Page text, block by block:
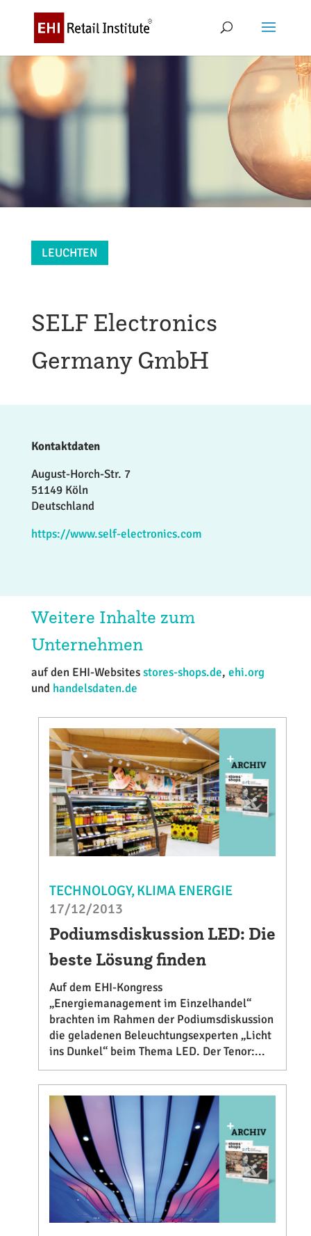
LEUCHTEN
SELF Electronics
Germany GmbH
Kontaktdaten
August-Horch-Str. 7
51149 Köln
Deutschland
https://www.self-electronics.com
Weitere Inhalte zum
Unternehmen
auf den EHI-Websitesstores-shops.de, ehi.org
und handelsdaten.de
TECHNOLOGY KLIMA ENERGIE
17/12/2013
Podiumsdiskussion LED: Die
beste Lösung finden
Auf dem EHI-Kongress
„Energiemanagement im Einzelhandel“
brachten im Rahmen der Podiumsdiskussion
die geladenen Beleuchtungsexperten „Licht
ins Dunkel“ beim Thema LED. Der Tenor:...